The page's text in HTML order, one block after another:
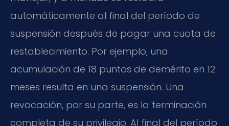
automáticamente al final del período de
suspensión después de pagar una cuota de
restablecimiento. Por ejemplo, una
acumulación de 18 puntos de demérito en 12
meses resulta en una suspensión. Una
revocación, por su parte, es la terminación
completa de su privilegio. Al final del período